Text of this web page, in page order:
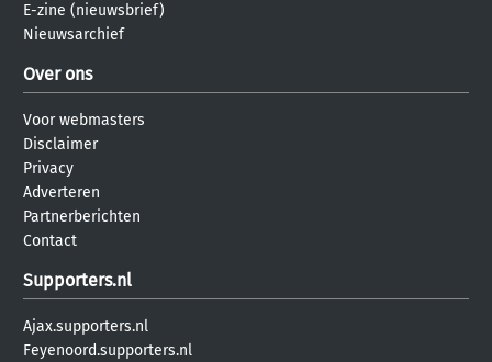
E-zine (nieuwsbrief)
Nieuwsarchief
Over ons
Voor webmasters
Disclaimer
Privacy
Adverteren
Partnerberichten
Contact
Supporters.nl
Ajax.supporters.nl
Feyenoord.supporters.nl